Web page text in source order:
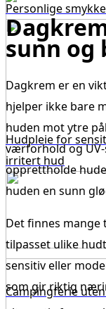
Personlige
Hudpleie for
irritert hud
Campingferie
sunn og
Dagkrem er en
hjelper ikke bare
huden mot ytre
værforhold og UV-
opprettholde
huden en sunn
Det finnes mange
tilpasset ulike
sensitiv eller
som gir riktig